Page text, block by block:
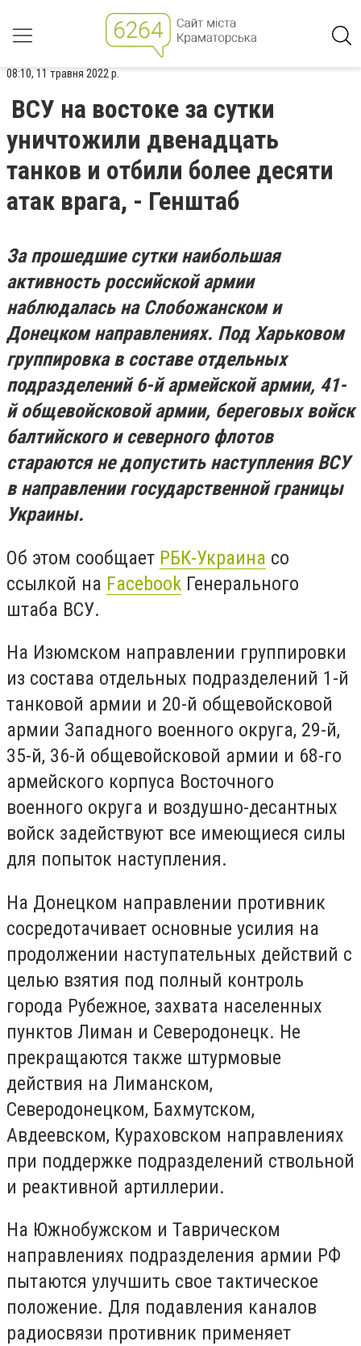
08:10, 11 травня 2022 р.
ВСУ на востоке за сутки
уничтожили двенадцать
танков и отбили более десяти
атак врага, - Генштаб
За прошедшие сутки наибольшая
активность российской армии
наблюдалась на Слобожанском и
Донецком направлениях. Под Харьковом
группировка в составе отдельных
подразделений 6-й армейской армии, 41-
й общевойсковой армии, береговых войск
балтийского и северного флотов
стараются не допустить наступления ВСУ
в направлении государственной границы
Украины.
Об этом сообщает РБК-Украина со
ссылкой на Facebook Генерального
штаба ВСУ.
На Изюмском направлении группировки
из состава отдельных подразделений 1-й
танковой армии и 20-й общевойсковой
армии Западного военного округа, 29-й,
35-й, 36-й общевойсковой армии и 68-го
армейского корпуса Восточного
военного округа и воздушно-десантных
войск задействуют все имеющиеся силы
для попыток наступления.
На Донецком направлении противник
сосредотачивает основные усилия на
продолжении наступательных действий с
целью взятия под полный контроль
города Рубежное, захвата населенных
пунктов Лиман и Северодонецк. Не
прекращаются также штурмовые
действия на Лиманском,
Северодонецком, Бахмутском,
Авдеевском, Кураховском направлениях
при поддержке подразделений ствольной
и реактивной артиллерии.
На Южнобужском и Таврическом
направлениях подразделения армии РФ
пытаются улучшить свое тактическое
положение. Для подавления каналов
радиосвязи противник применяет